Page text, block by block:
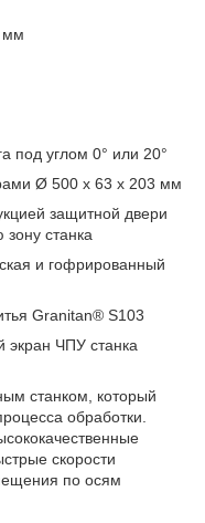
мм
под углом 0° или 20°
Ø 500 x 63 x 203 мм
защитной двери
станка
и гофрированный
Granitan® S103
экран ЧПУ станка
станком, который
обработки.
скорости
по осям